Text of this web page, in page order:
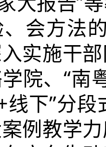
会方法
实施干
院、“南
线下”分
例教学